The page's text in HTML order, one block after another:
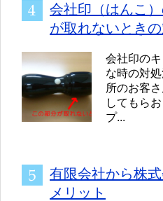
会社印（はんこ
が取れないとき
会社印の
な時の対
所のお客
してもら
プ...
有限会社から株
メリット